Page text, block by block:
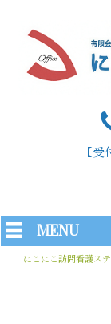
【
MENU
にこにこ訪問看護ス